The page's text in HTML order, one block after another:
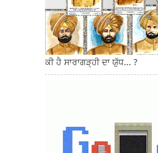
ਕੀ ਹੈ ਸਾਰਾਗੜ੍ਹੀ ਦਾ ਯੁੱਧ... ?